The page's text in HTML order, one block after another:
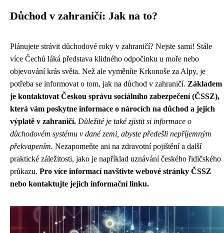
Důchod v zahraničí: Jak na to?
Plánujete strávit důchodové roky v zahraničí? Nejste sami! Stále
více Čechů láká představa klidného odpočinku u moře nebo
objevování krás světa. Než ale vyměníte Krkonoše za Alpy, je
potřeba se informovat o tom, jak na důchod v zahraničí. Základem
je kontaktovat Českou správu sociálního zabezpečení (ČSSZ),
která vám poskytne informace o nárocích na důchod a jejich
výplatě v zahraničí. Důležité je také zjistit si informace o
důchodovém systému v dané zemi, abyste předešli nepříjemným
překvapením. Nezapomeňte ani na zdravotní pojištění a další
praktické záležitosti, jako je například uznávání českého řidičského
průkazu. Pro více informací navštivte webové stránky ČSSZ
nebo kontaktujte jejich informační linku.